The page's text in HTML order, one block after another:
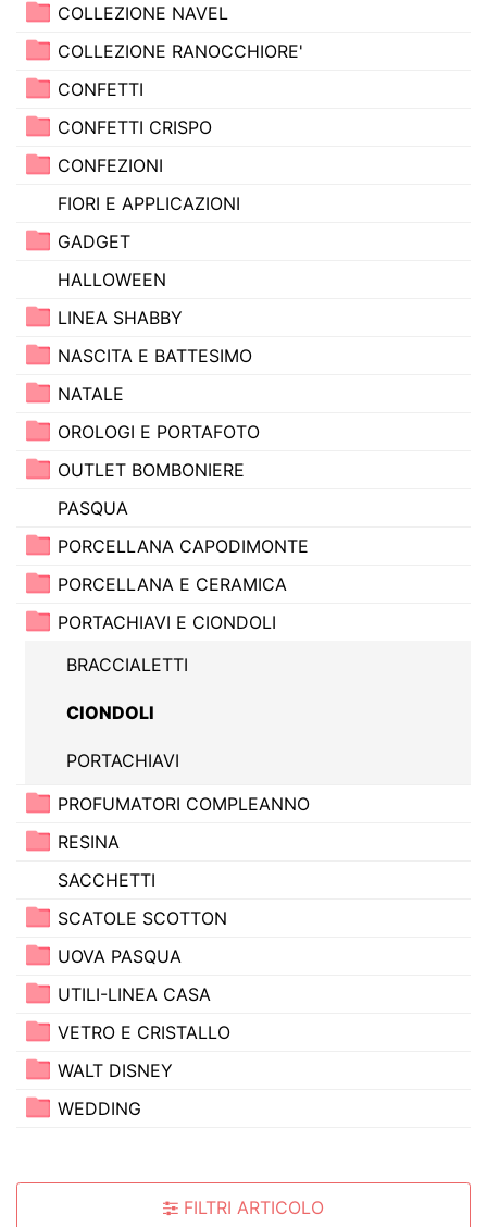
COLLEZIONE NAVEL
COLLEZIONE RANOCCHIORE'
CONFETTI
CONFETTI CRISPO
CONFEZIONI
FIORI E APPLICAZIONI
GADGET
HALLOWEEN
LINEA SHABBY
NASCITA E BATTESIMO
NATALE
OROLOGI E PORTAFOTO
OUTLET BOMBONIERE
PASQUA
PORCELLANA CAPODIMONTE
PORCELLANA E CERAMICA
PORTACHIAVI E CIONDOLI
BRACCIALETTI
CIONDOLI
PORTACHIAVI
PROFUMATORI COMPLEANNO
RESINA
SACCHETTI
SCATOLE SCOTTON
UOVA PASQUA
UTILI-LINEA CASA
VETRO E CRISTALLO
WALT DISNEY
WEDDING
FILTRI ARTICOLO